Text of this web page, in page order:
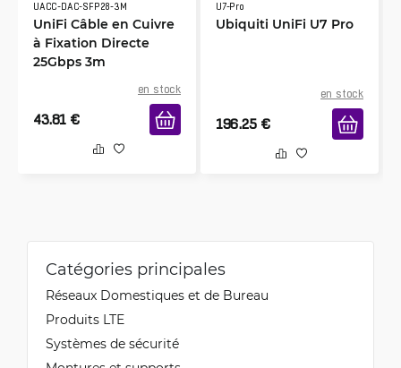
UACC-DAC-SFP28-3M
UniFi Câble en Cuivre
à Fixation Directe
25Gbps 3m
en stock
43.81 €
U7-Pro
Ubiquiti UniFi U7 Pro
en stock
196.25 €
Catégories principales
Réseaux Domestiques et de Bureau
Produits LTE
Systèmes de sécurité